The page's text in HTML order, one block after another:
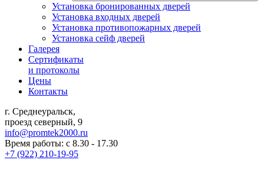
Установка бронированных дверей
Установка входных дверей
Установка противопожарных дверей
Установка сейф дверей
Галерея
Сертификаты
и протоколы
Цены
Контакты
г. Среднеуральск,
проезд северный, 9
info@promtek2000.ru
Время работы: с 8.30 - 17.30
+7 (922) 210-19-95